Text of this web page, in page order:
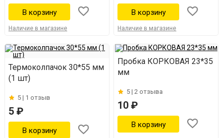
Наличие в магазине Наличие в магазине
Термоколпачок 30*55 мм
(1 шт)
5 | 1 отзыв
5 ₽
Пробка КОРКОВАЯ 23*35
мм
5 |2 отзыва
10 ₽